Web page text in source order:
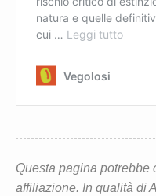
Questa pagina potrebbe
affiliazione. In qualità di